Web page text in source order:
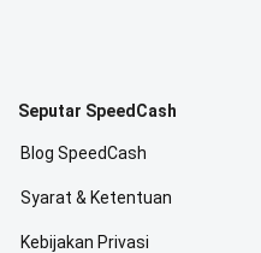
Seputar SpeedCash
Blog SpeedCash
Syarat & Ketentuan
Kebijakan Privasi